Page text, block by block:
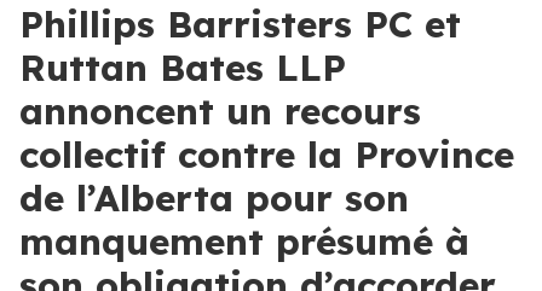
Phillips Barristers PC et
Ruttan Bates LLP
annoncent un recours
collectif contre la Province
de l’Alberta pour son
manquement présumé à